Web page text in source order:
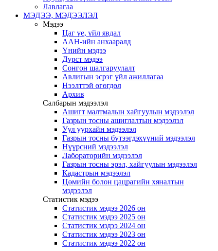
Лавлагаа
МЭДЭЭ, МЭДЭЭЛЭЛ
Мэдээ
Цаг үе, үйл явдал
ААН-ийн анхааралд
Үнийн мэдээ
Дүрст мэдээ
Сонгон шалгаруулалт
Авлигын эсрэг үйл ажиллагаа
Нээлттэй өгөгдөл
Архив
Салбарын мэдээлэл
Ашигт малтмалын хайгуулын мэдээлэл
Газрын тосны ашиглалтын мэдээлэл
Уул уурхайн мэдээлэл
Газрын тосны бүтээгдэхүүний мэдээлэл
Нүүрсний мэдээлэл
Лабораторийн мэдээлэл
Газрын тосны эрэл, хайгуулын мэдээлэл
Кадастрын мэдээлэл
Цөмийн болон цацрагийн хяналтын
мэдээлэл
Статистик мэдээ
Статистик мэдээ 2026 он
Статистик мэдээ 2025 он
Статистик мэдээ 2024 он
Статистик мэдээ 2023 он
Статистик мэдээ 2022 он